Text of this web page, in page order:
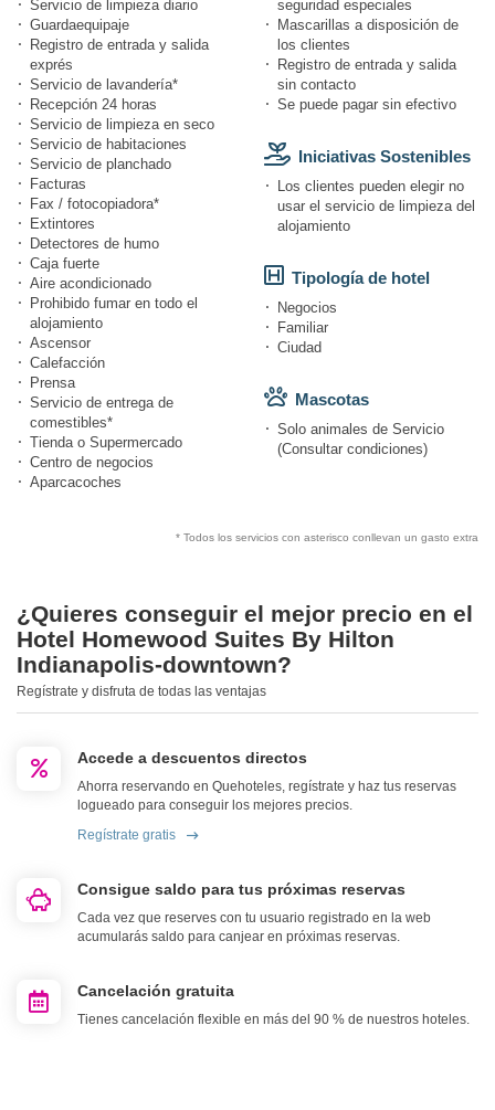
Servicio de limpieza diario
Guardaequipaje
Registro de entrada y salida
exprés
Servicio de lavandería*
Recepción 24 horas
Servicio de limpieza en seco
Servicio de habitaciones
Servicio de planchado
Facturas
Fax / fotocopiadora*
Extintores
Detectores de humo
Caja fuerte
Aire acondicionado
Prohibido fumar en todo el
alojamiento
Ascensor
Calefacción
Prensa
Servicio de entrega de
comestibles*
Tienda o Supermercado
Centro de negocios
Aparcacoches
seguridad especiales
Mascarillas a disposición de
los clientes
Registro de entrada y salida
sin contacto
Se puede pagar sin efectivo
Iniciativas Sostenibles
Los clientes pueden elegir no
usar el servicio de limpieza del
alojamiento
Tipología de hotel
Negocios
Familiar
Ciudad
Mascotas
Solo animales de Servicio
(Consultar condiciones)
* Todos los servicios con asterisco conllevan un gasto extra
¿Quieres conseguir el mejor precio en el
Hotel Homewood Suites By Hilton
Indianapolis-downtown?
Regístrate y disfruta de todas las ventajas
Accede a descuentos directos
Ahorra reservando en Quehoteles, regístrate y haz tus reservas
logueado para conseguir los mejores precios.
Regístrate gratis
Consigue saldo para tus próximas reservas
Cada vez que reserves con tu usuario registrado en la web
acumularás saldo para canjear en próximas reservas.
Cancelación gratuita
Tienes cancelación flexible en más del 90 % de nuestros hoteles.